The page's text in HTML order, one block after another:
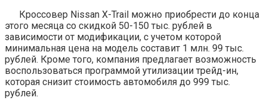
Кроссовер Nissan X-Trail можно приобрести до конца
этого месяца со скидкой 50-150 тыс. рублей в
зависимости от модификации, с учетом которой
минимальная цена на модель составит 1 млн. 99 тыс.
рублей. Кроме того, компания предлагает возможность
воспользоваться программой утилизации трейд-ин,
которая снизит стоимость автомобиля до 999 тыс.
рублей.